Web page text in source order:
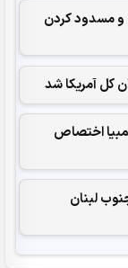
و مسدود کردن
کل آمریکا شد
اختصاص
لبنان